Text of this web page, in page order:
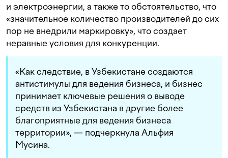
и электроэнергии, а также то обстоятельство, что
«значительное количество производителей до сих
пор не внедрили маркировку», что создает
неравные условия для конкуренции.
«Как следствие, в Узбекистане создаются
антистимулы для ведения бизнеса, и бизнес
принимает ключевые решения о выводе
средств из Узбекистана в другие более
благоприятные для ведения бизнеса
территории», — подчеркнула Альфия
Мусина.